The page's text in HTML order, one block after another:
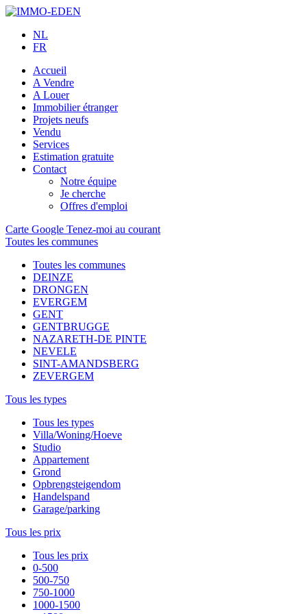
NL
FR
Accueil
A Vendre
A Louer
Immobilier étranger
Projets neufs
Vendu
Services
Estimation gratuite
Contact
Notre équipe
Je cherche
Offres d'emploi
Carte Google Tenez-moi au courant
Toutes les communes
Toutes les communes
DEINZE
DRONGEN
EVERGEM
GENT
GENTBRUGGE
NAZARETH-DE PINTE
NEVELE
SINT-AMANDSBERG
ZEVERGEM
Tous les types
Tous les types
Villa/Woning/Hoeve
Studio
Appartement
Grond
Opbrengsteigendom
Handelspand
Garage/parking
Tous les prix
Tous les prix
0-500
500-750
750-1000
1000-1500